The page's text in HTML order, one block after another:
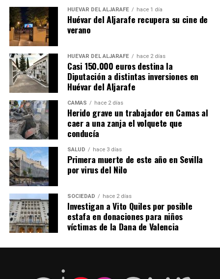
HUÉVAR DEL ALJARAFE hace 1 día
Huévar del Aljarafe recupera su cine de
verano
HUÉVAR DEL ALJARAFE hace 2 días
Casi 150.000 euros destina la
Diputación a distintas inversiones en
Huévar del Aljarafe
CAMAS hace 2 días
Herido grave un trabajador en Camas al
caer a una zanja el volquete que
conducía
SALUD hace 3 días
Primera muerte de este año en Sevilla
por virus del Nilo
SOCIEDAD hace 2 días
Investigan a Vito Quiles por posible
estafa en donaciones para niños
víctimas de la Dana de Valencia